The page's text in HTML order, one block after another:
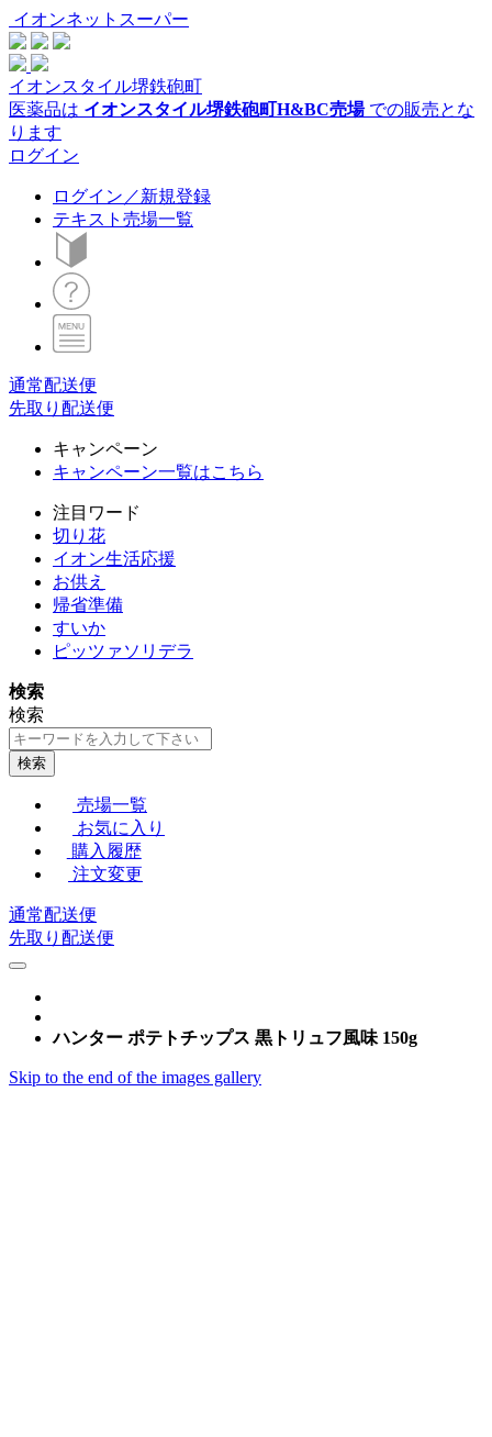
イオンネットスーパー
イオンスタイル堺鉄砲町
医薬品は イオンスタイル堺鉄砲町H&BC売場での販売とな
ります
ログイン
ログイン／新規登録
テキスト売場一覧
通常配送便
先取り配送便
キャンペーン
キャンペーン一覧はこちら
注目ワード
切り花
イオン生活応援
お供え
帰省準備
すいか
ピッツァソリデラ
検索
検索
検索
売場一覧
お気に入り
購入履歴
注文変更
通常配送便
先取り配送便
ハンター ポテトチップス 黒トリュフ風味 150g
Skip to the end of the images gallery